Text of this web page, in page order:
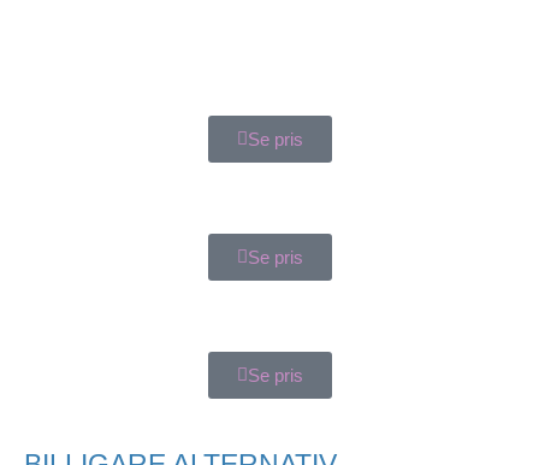
Se pris
Se pris
Se pris